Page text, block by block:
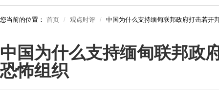
您当前的位置： 首页 观点时评 中国为什么支持缅甸联邦政府打击若开
中国为什么支持缅甸联邦政
恐怖组织